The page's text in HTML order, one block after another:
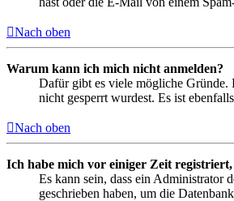
Nach oben
Warum kann ich mich nicht anmelden?
Dafür gibt es viele mögliche Gründe.
nicht gesperrt wurdest. Es ist
Nach oben
Ich habe mich vor einiger Zeit
Es kann sein, dass ein Administrator
geschrieben haben, um die